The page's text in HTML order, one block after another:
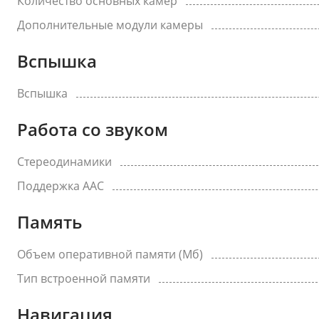
Дополнительные модули камеры
Вспышка
Вспышка
Работа со звуком
Стереодинамики
Поддержка AAC
Память
Объем оперативной памяти (Мб)
Тип встроенной памяти